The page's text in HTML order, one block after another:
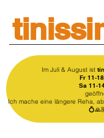
Im Juli & August ist
Fr 11-
Sa 11-
Ich mache eine längere Reha,